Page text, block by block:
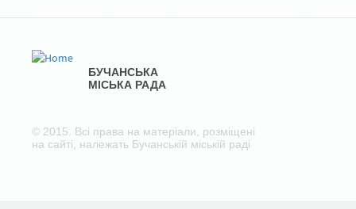
БУЧАНСЬКА
МІСЬКА РАДА
© 2015. Всі права на матеріали, розміщені
на сайті, належать Бучанській міській раді